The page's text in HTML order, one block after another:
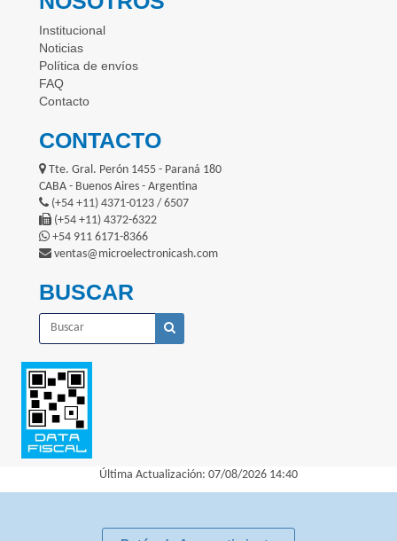
Institucional
Noticias
Política de envíos
FAQ
Contacto
CONTACTO
Tte. Gral. Perón 1455 - Paraná 180
CABA - Buenos Aires - Argentina
(+54 +11) 4371-0123 / 6507
(+54 +11) 4372-6322
+54 911 6171-8366
ventas@microelectronicash.com
BUSCAR
Última Actualización: 07/08/2026 14:40